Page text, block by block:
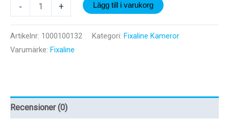
-
01,
Cable
wheel,
15m
mängd
+ Lägg till i varukorg
Artikelnr: 1000100132 Kategori: Fixaline Kameror
Varumärke: Fixaline
Recensioner (0)